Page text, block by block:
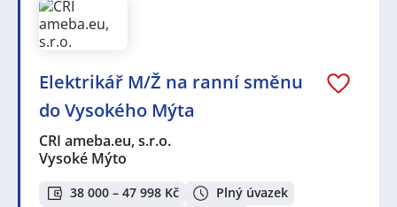
Elektrikář M/Ž na ranní směnu
do Vysokého Mýta
CRI ameba.eu, s.r.o.
Vysoké Mýto
38 000 – 47 998 Kč
Plný úvazek